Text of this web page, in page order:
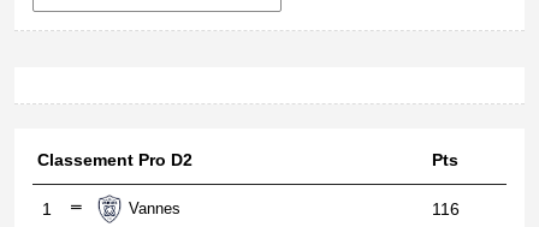
Classement Pro D2 Pts
1 Vannes 116